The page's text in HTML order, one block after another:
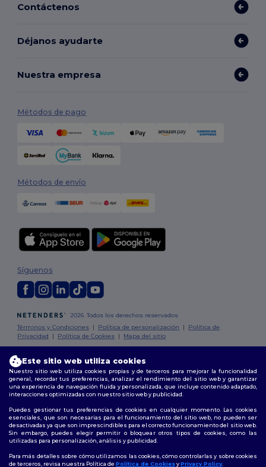
Contáctenos
Déjanos ayudarte
Nuestra empresa
Métodos de pago
Métodos de envío
2026. Todos los derechos reservados
Términos y Condiciones | Política de personalización | Política de
Privacidad | Política de Cookies | Mapa del sitio
Síguenos
Madrid|Barcelona|Valencia |Seville |
Palma | Bilbao| Alicante
Este sitio web utiliza cookies
Nuestro sitio web utiliza cookies propias y de terceros para mejorar la funcionalidad
general, recordar tus preferencias, analizar el rendimiento del sitio web y garantizar
una experiencia de navegación fluida y personalizada, que incluye contenido adaptado,
interacciones optimizadas con nuestro sitio web y publicidad.
Puedes gestionar tus preferencias de cookies en cualquier momento. Las cookies
esenciales, que son necesarias para el funcionamiento del sitio web, no pueden ser
desactivadas ya que son imprescindibles para el correcto funcionamiento del sitio web.
Sin embargo, puedes elegir permitir o bloquear otros tipos de cookies, como las
utilizadas para personalización, análisis y publicidad.
Para más detalles sobre cómo utilizamos las cookies, cómo controlarlas y sobre cookies
de terceros, revisa nuestra Política de Política de CookiesyPrivacy Policy.